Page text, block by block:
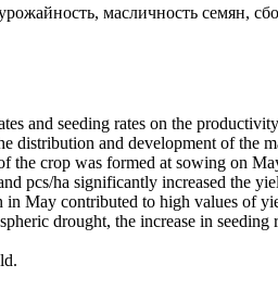
масличность семян,
and seeding rates on the
and development of the
crop was formed at sowing on
pcs/ha significantly increased the
May contributed to high values of
drought, the increase in